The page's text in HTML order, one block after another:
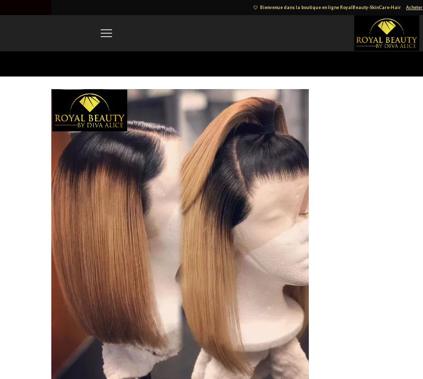
Bienvenue dans la boutique en ligne RoyalBeauty-SkinCare-Hair Acheter